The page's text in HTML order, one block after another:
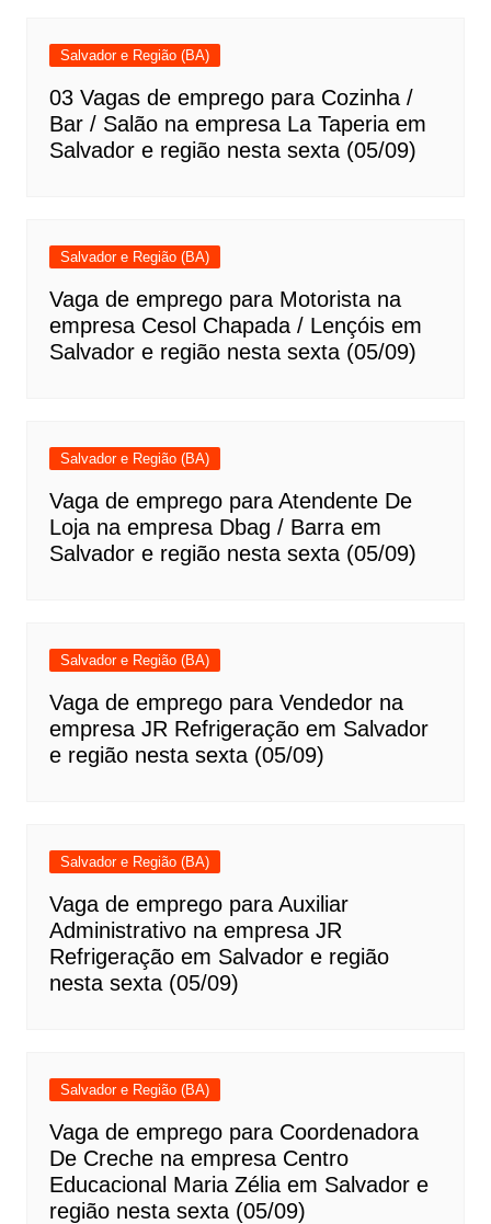
Salvador e Região (BA)
03 Vagas de emprego para Cozinha /
Bar / Salão na empresa La Taperia em
Salvador e região nesta sexta (05/09)
Salvador e Região (BA)
Vaga de emprego para Motorista na
empresa Cesol Chapada / Lençóis em
Salvador e região nesta sexta (05/09)
Salvador e Região (BA)
Vaga de emprego para Atendente De
Loja na empresa Dbag / Barra em
Salvador e região nesta sexta (05/09)
Salvador e Região (BA)
Vaga de emprego para Vendedor na
empresa JR Refrigeração em Salvador
e região nesta sexta (05/09)
Salvador e Região (BA)
Vaga de emprego para Auxiliar
Administrativo na empresa JR
Refrigeração em Salvador e região
nesta sexta (05/09)
Salvador e Região (BA)
Vaga de emprego para Coordenadora
De Creche na empresa Centro
Educacional Maria Zélia em Salvador e
região nesta sexta (05/09)